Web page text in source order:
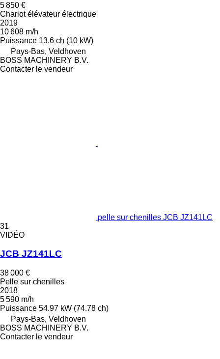
5 850 €
Chariot élévateur électrique
2019
10 608 m/h
Puissance 13.6 ch (10 kW)
Pays-Bas, Veldhoven
BOSS MACHINERY B.V.
Contacter le vendeur
pelle sur chenilles JCB JZ141LC
31
VIDÉO
JCB JZ141LC
38 000 €
Pelle sur chenilles
2018
5 590 m/h
Puissance 54.97 kW (74.78 ch)
Pays-Bas, Veldhoven
BOSS MACHINERY B.V.
Contacter le vendeur